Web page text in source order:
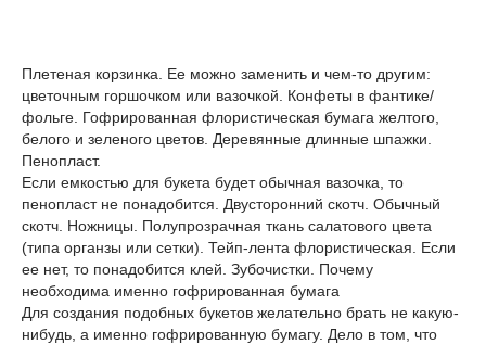
Плетеная корзинка. Ее можно заменить и чем-то другим:
цветочным горшочком или вазочкой. Конфеты в фантике/
фольге. Гофрированная флористическая бумага желтого,
белого и зеленого цветов. Деревянные длинные шпажки.
Пенопласт.
Если емкостью для букета будет обычная вазочка, то
пенопласт не понадобится. Двусторонний скотч. Обычный
скотч. Ножницы. Полупрозрачная ткань салатового цвета
(типа органзы или сетки). Тейп-лента флористическая. Если
ее нет, то понадобится клей. Зубочистки. Почему
необходима именно гофрированная бумага
Для создания подобных букетов желательно брать не какую-
нибудь, а именно гофрированную бумагу. Дело в том, что